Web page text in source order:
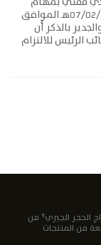
الرئيس التنفيذي للشركة اعتبارًا من 07/02/1445هـ الموافق
بالذكر أن
الرئيس للالتزام
الحجر الجيري† من
من المنتجات